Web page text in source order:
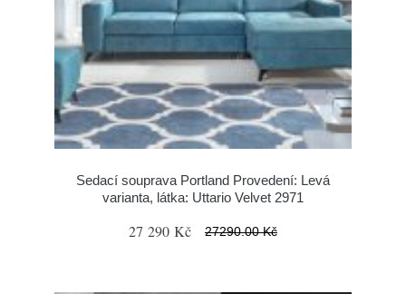
Sedací souprava Portland Provedení: Levá
varianta, látka: Uttario Velvet 2971
27 290 Kč 27290.00 Kč